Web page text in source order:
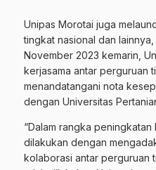
Unipas Morotai juga
tingkat nasional dan
November 2023 kemarin,
kerjasama antar perguruan
menandatangani nota
dengan Universitas
“Dalam rangka
dilakukan dengan
kolaborasi antar perguruan